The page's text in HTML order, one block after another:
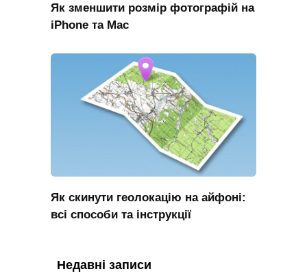
Як зменшити розмір фотографій на
iPhone та Mac
Як скинути геолокацію на айфоні:
всі способи та інструкції
Недавні записи